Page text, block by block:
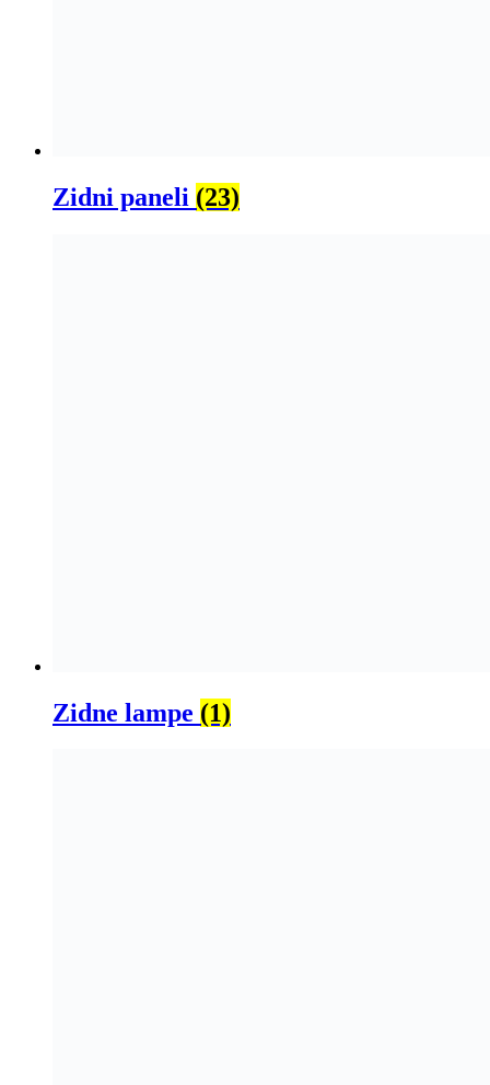
Zidni paneli (23)
Zidne lampe (1)